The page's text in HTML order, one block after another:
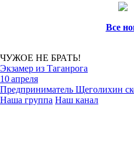
Все
ЧУЖОЕ НЕ БРАТЬ!
Эк­за­мер из Та­ган­ро­га
10 ап­ре­ля
Пред­при­ни­ма­тель Ще­го­ли­хин
Наша груп­па Наш канал